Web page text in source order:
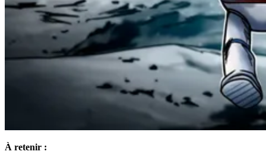
À retenir :